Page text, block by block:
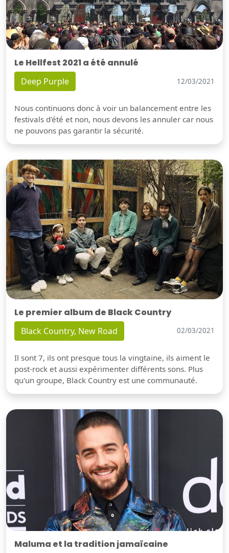
Le Hellfest 2021 a été annulé
Deep Purple 12/03/2021
Nous continuons donc à voir un balancement entre les
festivals d'été et non, nous devons les annuler car nous
ne pouvons pas garantir la sécurité.
Le premier album de Black Country
Black Country, New Road 02/03/2021
Il sont 7, ils ont presque tous la vingtaine, ils aiment le
post-rock et aussi expérimenter différents sons. Plus
qu'un groupe, Black Country est une communauté.
Maluma et la tradition jamaïcaine